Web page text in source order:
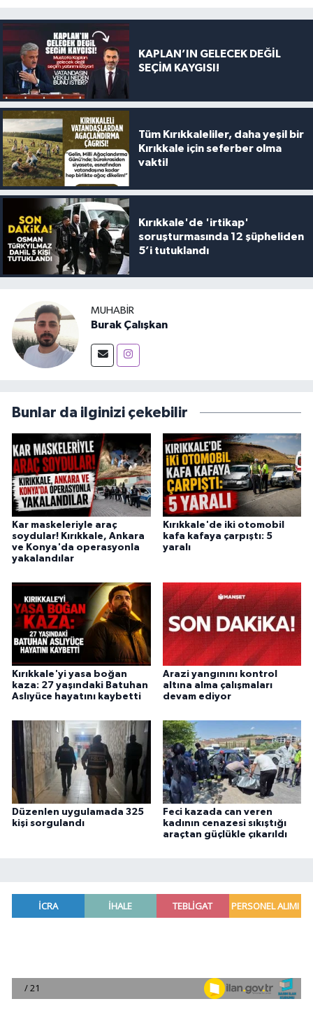
KAPLAN’IN GELECEK DEĞİL
SEÇİM KAYGISI!
Tüm Kırıkkaleliler, daha yeşil bir
Kırıkkale için seferber olma
vakti!
Kırıkkale'de 'irtikap'
soruşturmasında 12 şüpheliden
5’i tutuklandı
MUHABIR
Burak Çalışkan
Bunlar da ilginizi çekebilir
Kar maskeleriyle araç
soydular! Kırıkkale, Ankara
ve Konya'da operasyonla
yakalandılar
Kırıkkale'de iki otomobil
kafa kafaya çarpıştı: 5
yaralı
Kırıkkale'yi yasa boğan
kaza: 27 yaşındaki Batuhan
Aslıyüce hayatını kaybetti
Arazi yangınını kontrol
altına alma çalışmaları
devam ediyor
Düzenlen uygulamada 325
kişi sorgulandı
Feci kazada can veren
kadının cenazesi sıkıştığı
araçtan güçlükle çıkarıldı